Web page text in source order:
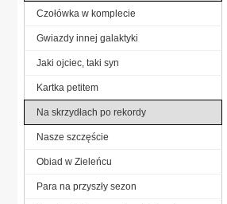
Czołówka w komplecie
Gwiazdy innej galaktyki
Jaki ojciec, taki syn
Kartka petitem
Na skrzydłach po rekordy
Nasze szczęście
Obiad w Zieleńcu
Para na przyszły sezon